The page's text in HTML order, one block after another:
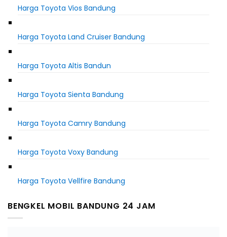
Harga Toyota Vios Bandung
Harga Toyota Land Cruiser Bandung
Harga Toyota Altis Bandun
Harga Toyota Sienta Bandung
Harga Toyota Camry Bandung
Harga Toyota Voxy Bandung
Harga Toyota Vellfire Bandung
BENGKEL MOBIL BANDUNG 24 JAM